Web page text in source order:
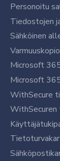
Personoitu
Tiedostojen
Sähköinen
Microsoft
Microsoft
WithSecure